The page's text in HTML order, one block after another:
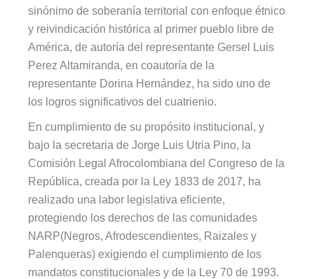
sinónimo de soberanía territorial con enfoque étnico
y reivindicación histórica al primer pueblo libre de
América, de autoría del representante Gersel Luis
Perez Altamiranda, en coautoría de la
representante Dorina Hernández, ha sido uno de
los logros significativos del cuatrienio.
En cumplimiento de su propósito institucional, y
bajo la secretaria de Jorge Luis Utria Pino, la
Comisión Legal Afrocolombiana del Congreso de la
República, creada por la Ley 1833 de 2017, ha
realizado una labor legislativa eficiente,
protegiendo los derechos de las comunidades
NARP(Negros, Afrodescendientes, Raizales y
Palenqueras) exigiendo el cumplimiento de los
mandatos constitucionales y de la Ley 70 de 1993.